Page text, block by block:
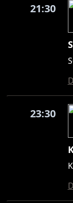
21:30
23:30